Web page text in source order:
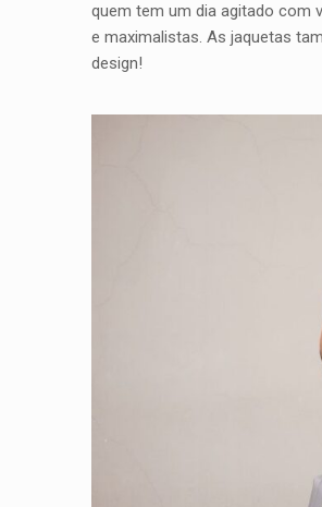
quem tem um dia agitado com
e maximalistas. As jaquetas
design!